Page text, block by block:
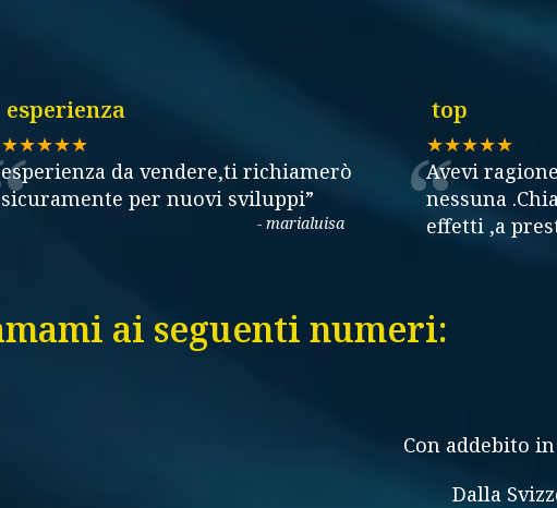
esperienza
★★★★★
esperienza da vendere,ti richiamerò
sicuramente per nuovi sviluppi”
- marialuisa
top
★★★★★
“
Avevi
nessuna
effetti ,a
ai seguenti numeri:
Con addebito
Dalla